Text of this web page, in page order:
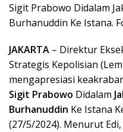
Sigit Prabowo Didalam
Burhanuddin Ke Istana.
JAKARTA – Direktur
Strategis Kepolisian
mengapresiasi
Sigit Prabowo Didalam
Burhanuddin Ke Istana
(27/5/2024). Menurut